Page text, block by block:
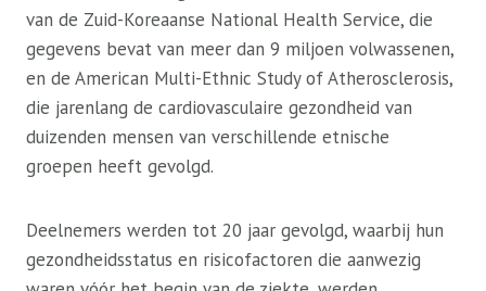
van de Zuid-Koreaanse National Health Service, die
gegevens bevat van meer dan 9 miljoen volwassenen,
en de American Multi-Ethnic Study of Atherosclerosis,
die jarenlang de cardiovasculaire gezondheid van
duizenden mensen van verschillende etnische
groepen heeft gevolgd.
Deelnemers werden tot 20 jaar gevolgd, waarbij hun
gezondheidsstatus en risicofactoren die aanwezig